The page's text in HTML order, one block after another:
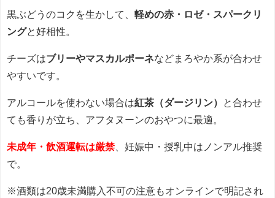
黒ぶどうのコクを生かして、 軽めの赤・ロゼ・スパークリ
ングと好相性。
チーズはブリーやマスカルポーネなどまろやか系が合わせ
やすいです。
アルコールを使わない場合は紅茶（ダージリン）
と合わせ
ても香りが立ち、アフタヌーンのおやつに最適。
未成年・飲酒運転は厳禁、妊娠中・授乳中はノンアル推奨
で。
※酒類は20歳未満購入不可の注意もオンラインで明記され